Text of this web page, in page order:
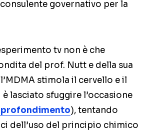
governativo per la
tv non è che
del prof. Nutt e della sua
stimola il cervello e il
lasciato sfuggire l’occasione
), tentando
dell’uso del principio chimico